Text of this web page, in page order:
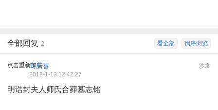
倒序浏览
看全部
全部回复 2
点击重新加载 沙发
马庆喜
2018-1-13 12:42:27
明诰封夫人师氏合葬墓志铭